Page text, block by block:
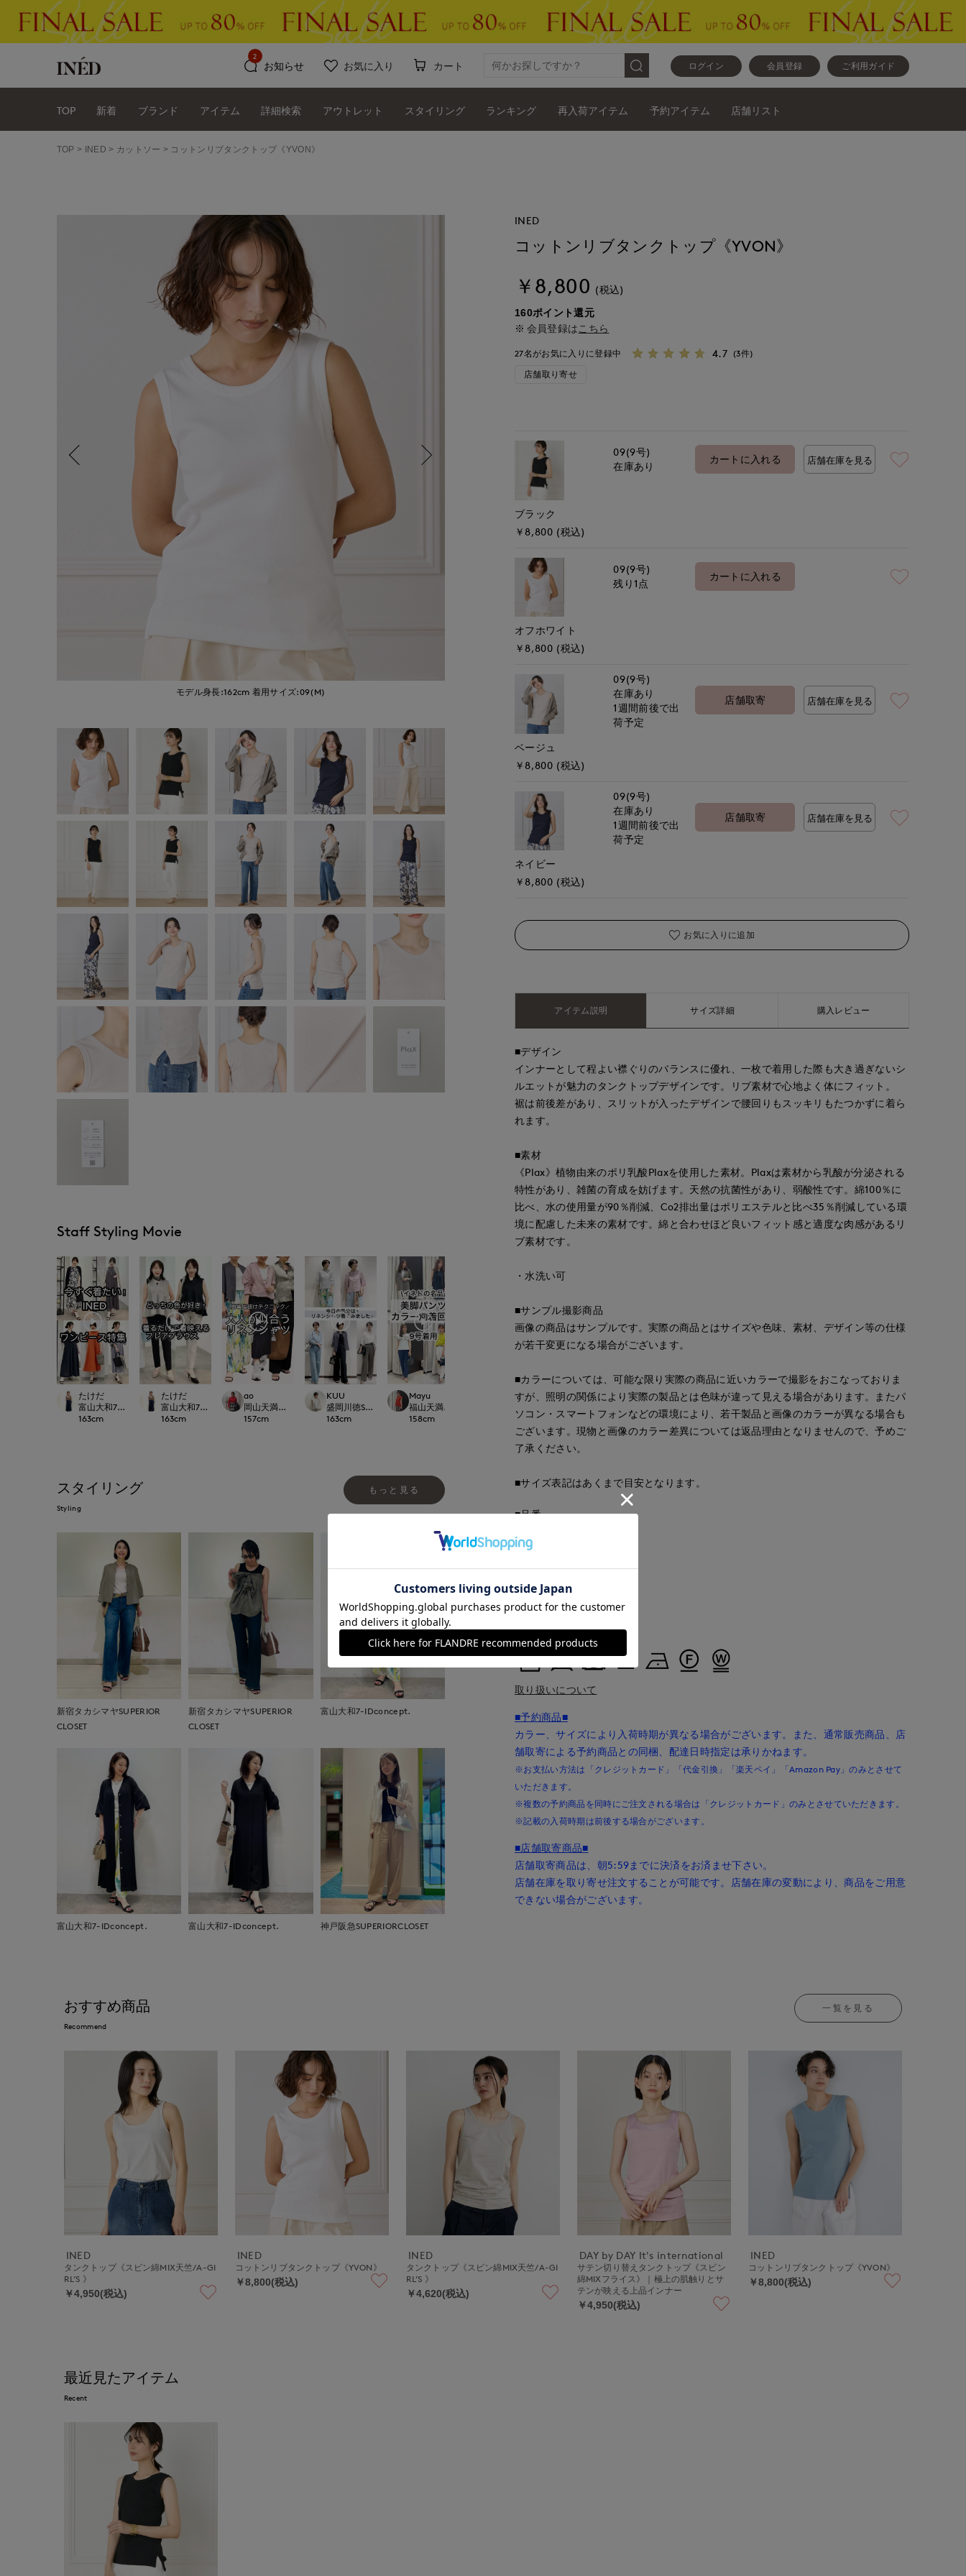
ログイン 会員登録 ご利用ガイド
お知らせ
2
お気に入り カート
TOP 新着 ブランド アイテム 詳細検索 アウトレット スタイリング ランキング 再入荷アイテム 予約アイテム 店舗リスト
TOP INED カットソー コットンリブタンクトップ《YVON》
モデル身長:162cm 着用サイズ:09(M) モデル身長:167cm 着用サイズ:09(M)
Staff Styling Movie
たけだ
富山大和7-IDconcept.
163cm
たけだ
富山大和7-IDconcept.
163cm
ao
岡山天満屋SUPERIORCLOSET
157cm
KUU
盛岡川徳SUPERIOR CLOSET
163cm
Mayu
福山天満屋店INED/7-IDconcept./Maglie
158cm
hamamoto
tanaka
岡山天満屋SUPERIORCLOSET
cm
kuro
新宿伊勢丹SUPERIOR CLOSET
165cm
Mikiko
新宿タカシマヤSUPERIOR CLOSET
158cm
浅野
神戸阪急SUPERIORCLOSET
157cm
スタイリング
Styling
もっと見る
新宿タカシマヤSUPERIOR
CLOSET
新宿タカシマヤSUPERIOR
CLOSET
富山大和7-IDconcept.
富山大和7-IDconcept. 富山大和7-IDconcept. 神戸阪急SUPERIORCLOSET
INED
コットンリブタンクトップ《YVON》
￥8,800 (税込)
160ポイント還元
会員登録は こちら
27名がお気に入りに登録中 4.7 (3件)
店舗取り寄せ
ブラック
￥8,800 (税込)
09(9号)
在庫あり
カートに入れる 店舗在庫を見る
オフホワイト
￥8,800 (税込)
09(9号)
残り1点
カートに入れる
ベージュ
￥8,800 (税込)
09(9号)
在庫あり
1週間前後で出
荷予定
店舗取寄 店舗在庫を見る
ネイビー
￥8,800 (税込)
09(9号)
在庫あり
1週間前後で出
荷予定
店舗取寄 店舗在庫を見る
お気に入りに追加
アイテム説明 サイズ詳細 購入レビュー
■デザイン
インナーとして程よい襟ぐりのバランスに優れ、一枚で着用した際も大き過ぎないシ
ルエットが魅力のタンクトップデザインです。リブ素材で心地よく体にフィット。
裾は前後差があり、スリットが入ったデザインで腰回りもスッキリもたつかずに着ら
れます。
■素材
《Plax》植物由来のポリ乳酸Plaxを使用した素材。Plaxは素材から乳酸が分泌される
特性があり、雑菌の育成を妨げます。天然の抗菌性があり、弱酸性です。綿100％に
比べ、水の使用量が90％削減、Co2排出量はポリエステルと比べ35％削減している環
境に配慮した未来の素材です。綿と合わせほど良いフィット感と適度な肉感があるリ
ブ素材です。
・水洗い可
■サンプル撮影商品
画像の商品はサンプルです。実際の商品とはサイズや色味、素材、デザイン等の仕様
が若干変更になる場合がございます。
■カラーについては、可能な限り実際の商品に近いカラーで撮影をおこなっておりま
すが、照明の関係により実際の製品とは色味が違って見える場合があります。またパ
ソコン・スマートフォンなどの環境により、若干製品と画像のカラーが異なる場合も
ございます。現物と画像のカラー差異については返品理由となりませんので、予めご
了承ください。
■サイズ表記はあくまで目安となります。
■品番
日本製
■クオリティ
綿70% ポリ乳酸30%
■取扱い方法
取り扱いについて
■予約商品■
カラー、サイズにより入荷時期が異なる場合がございます。また、通常販売商品、店
舗取寄による予約商品との同梱、配達日時指定は承りかねます。
※お支払い方法は「クレジットカード」「代金引換」「楽天ペイ」「Amazon Pay」のみとさせて
いただきます。
※複数の予約商品を同時にご注文される場合は「クレジットカード」のみとさせていただきます。
※記載の入荷時期は前後する場合がございます。
■店舗取寄商品■
店舗取寄商品は、朝5:59までに決済をお済ませ下さい。
店舗在庫を取り寄せ注文することが可能です。店舗在庫の変動により、商品をご用意
できない場合がございます。
おすすめ商品
Recommend
一覧を見る
INED
タンクトップ《スビン綿MIX天竺/A-GI
RL’S 》
￥4,950(税込)
INED
コットンリブタンクトップ《YVON》
￥8,800(税込)
INED
タンクトップ《スビン綿MIX天竺/A-GI
RL’S 》
￥4,620(税込)
DAY by DAY It's international
サテン切り替えタンクトップ《スビン
綿MIXフライス》｜極上の肌触りとサ
テンが映える上品インナー
￥4,950(税込)
INED
コットンリブタンクトップ《YVON》
￥8,800(税込)
最近見たアイテム
Recent